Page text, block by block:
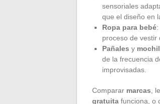
sensoriales
que el diseño en
Ropa para bebé
proceso de vestir
Pañales y
de la frecuencia
improvisadas.
Comparar marcas ,
gratuita funciona, o